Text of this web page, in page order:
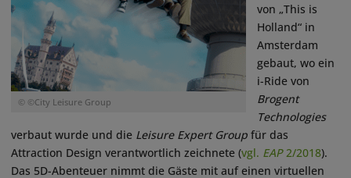
© ©City Leisure Group
von „This is
Holland“ in
Amsterdam
gebaut, wo ein
i-Ride von
Brogent
Technologies
verbaut wurde und die Leisure Expert Group für das
Attraction Design verantwortlich zeichnete (vgl. EAP2/2018).
Das 5D-Abenteuer nimmt die Gäste mit auf einen virtuellen